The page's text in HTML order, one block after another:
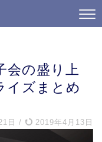
会の盛り上
イズまとめ
日 / 2019年4月13日